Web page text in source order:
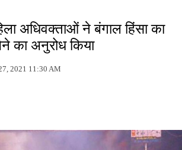
अधिवक्ताओं ने बंगाल हिंसा का
का अनुरोध किया
2021 11:30 AM